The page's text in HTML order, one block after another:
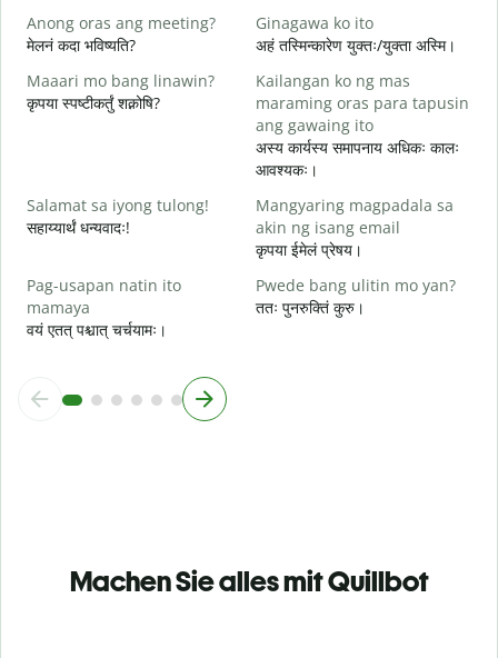
Anong oras ang meeting?
मेलनं कदा भविष्यति?
Ginagawa ko ito
अहं तस्मिन्कारेण युक्तः/युक्ता अस्मि।
Maaari mo bang linawin?
कृपया स्पष्टीकर्तुं शक्नोषि?
Kailangan ko ng mas
maraming oras para tapusin
ang gawaing ito
अस्य कार्यस्य समापनाय अधिकः कालः
आवश्यकः।
Salamat sa iyong tulong!
सहाय्यार्थं धन्यवादः!
Mangyaring magpadala sa
akin ng isang email
कृपया ईमेलं प्रेषय।
Pag-usapan natin ito
mamaya
वयं एतत् पश्चात् चर्चयामः।
Pwede bang ulitin mo yan?
ततः पुनरुक्तिं कुरु।
Machen Sie alles mit Quillbot